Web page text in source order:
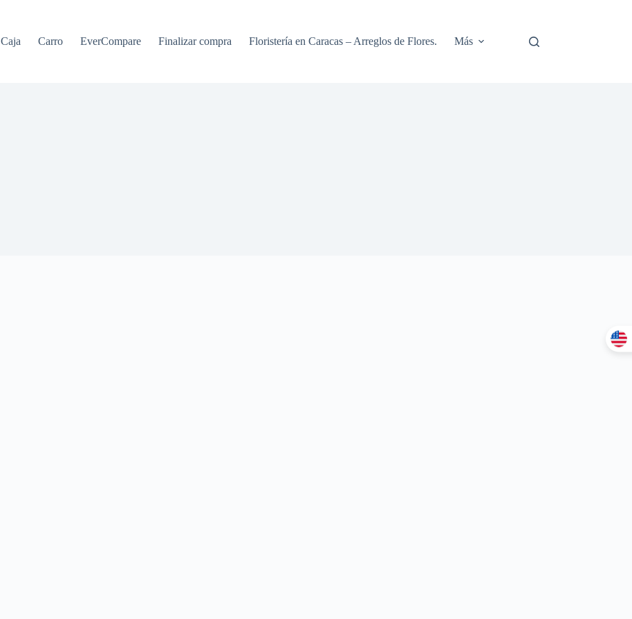
Caja Carro EverCompare Finalizar compra Floristería en Caracas – Arreglos de Flores. Más